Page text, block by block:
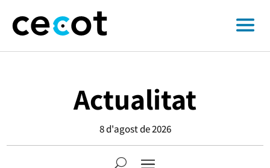
Actualitat
8 d'agost de 2026